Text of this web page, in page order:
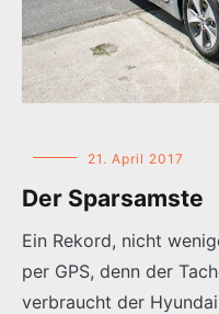
21. April 2017
Der Sparsamste
Ein Rekord, nicht
per GPS, denn der
verbraucht der